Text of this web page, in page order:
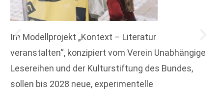
Im Modellprojekt „Kontext – Literatur
veranstalten“, konzipiert vom Verein Unabhängige
Lesereihen und der Kulturstiftung des Bundes,
sollen bis 2028 neue, experimentelle